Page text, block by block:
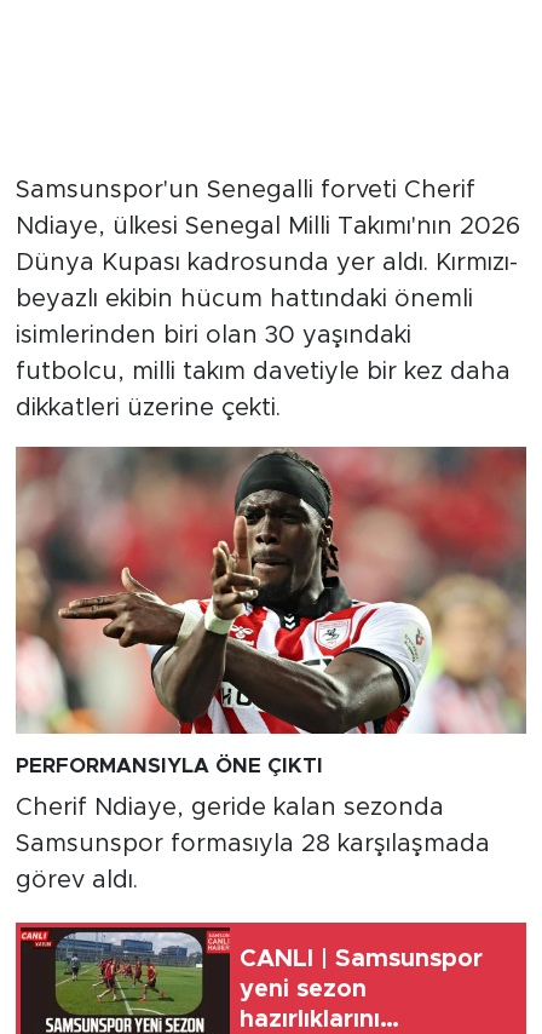
Samsunspor'un Senegalli forveti Cherif
Ndiaye, ülkesi Senegal Milli Takımı'nın 2026
Dünya Kupası kadrosunda yer aldı. Kırmızı-
beyazlı ekibin hücum hattındaki önemli
isimlerinden biri olan 30 yaşındaki
futbolcu, milli takım davetiyle bir kez daha
dikkatleri üzerine çekti.
PERFORMANSIYLA ÖNE ÇIKTI
Cherif Ndiaye, geride kalan sezonda
Samsunspor formasıyla 28 karşılaşmada
görev aldı.
CANLI | Samsunspor
yeni sezon
hazırlıklarını